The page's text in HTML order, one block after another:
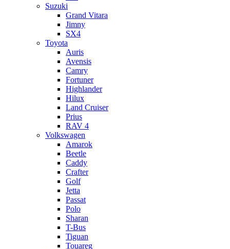
Suzuki
Grand Vitara
Jimny
SX4
Toyota
Auris
Avensis
Camry
Fortuner
Highlander
Hilux
Land Cruiser
Prius
RAV 4
Volkswagen
Amarok
Beetle
Caddy
Crafter
Golf
Jetta
Passat
Polo
Sharan
T-Bus
Tiguan
Touareg